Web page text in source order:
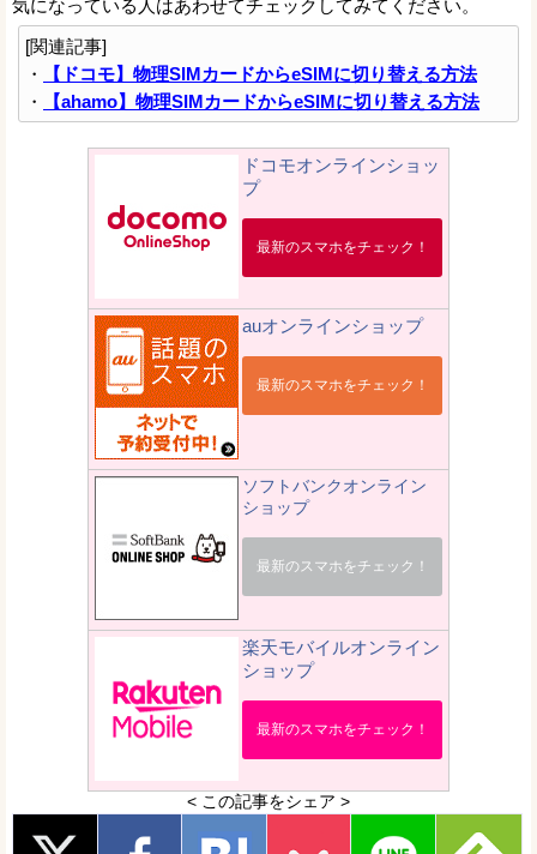
気になっている人はあわせてチェックしてみてください。
[関連記事]
・
【ドコモ】物理SIMカードからeSIMに切り替える方法
・
【ahamo】物理SIMカードからeSIMに切り替える方法
ドコモオンラインショッ
プ
最新のスマホをチェック！
auオンラインショップ
最新のスマホをチェック！
ソフトバンクオンライン
ショップ
最新のスマホをチェック！
楽天モバイルオンライン
ショップ
最新のスマホをチェック！
< この記事をシェア >